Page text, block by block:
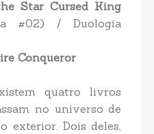
Star Cursed King
#02) / Duologia
Conqueror
quatro livros
no universo de
exterior. Dois deles,